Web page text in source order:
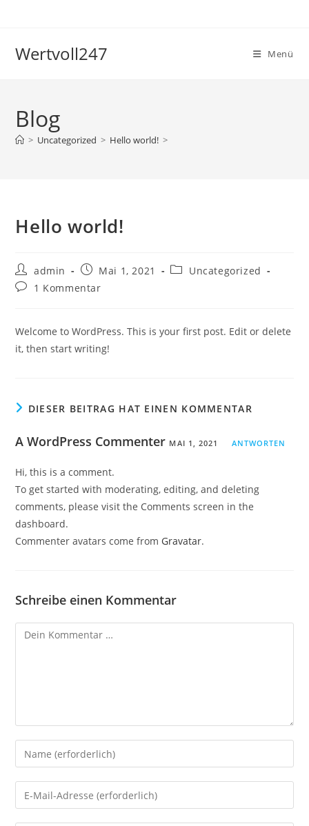
Wertvoll247 Menü
Blog
> Uncategorized > Hello world! >
Hello world!
Beitrags-
Autor:
admin
Beitrag
veröffentlicht:
Mai 1, 2021
Beitrags-
Uncategorized
Beitrags-
1 Kommentar
Welcome to WordPress. This is your first post. Edit or delete
it, then start writing!
DIESER BEITRAG HAT EINEN KOMMENTAR
A WordPress Commenter MAI 1, 2021 ANTWORTEN
Hi, this is a comment.
To get started with moderating, editing, and deleting
comments, please visit the Comments screen in the
dashboard.
Commenter avatars come from Gravatar.
Schreibe einen Kommentar
Kommentar
Gib
deinen
Namen
oder
Gib
deine